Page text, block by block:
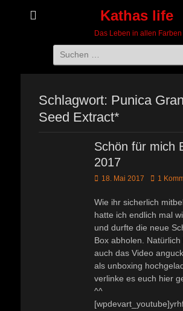
Kathas life
Das Leben in allen Farben
Suchen
nach:
Schlagwort: Punica
Seed Extract*
Schön für mich
2017
Veröffentlicht
18. Mai 2017 1
Wie ihr sicherlich
hatte ich endlich mal
und durfte die neue
Box abholen.
auch das Video
als unboxing
verlinke es euch hier
^^